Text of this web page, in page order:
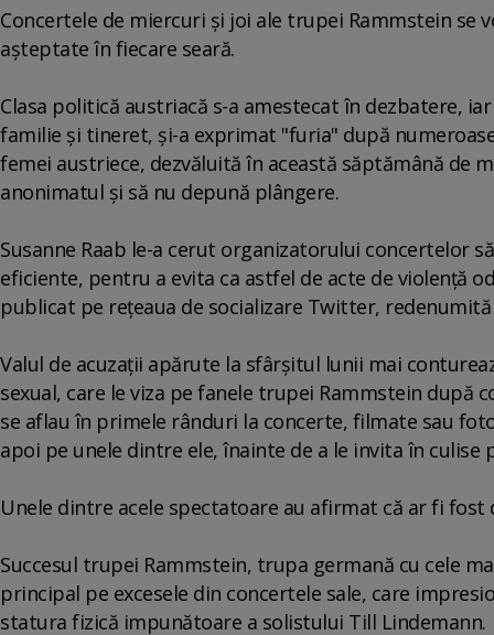
Concertele de miercuri şi joi ale trupei Rammstein se
aşteptate în fiecare seară.
Clasa politică austriacă s-a amestecat în dezbatere,
familie şi tineret, şi-a exprimat "furia" după
femei austriece, dezvăluită în această săptămână de
anonimatul şi să nu depună plângere.
Susanne Raab le-a cerut organizatorului concertelor
eficiente, pentru a evita ca astfel de acte de violenţă
publicat pe reţeaua de socializare Twitter, redenumită
Valul de acuzaţii apărute la sfârşitul lunii mai
sexual, care le viza pe fanele trupei Rammstein
se aflau în primele rânduri la concerte, filmate sau
apoi pe unele dintre ele, înainte de a le invita în
Unele dintre acele spectatoare au afirmat că ar fi
Succesul trupei Rammstein, trupa germană cu cele
principal pe excesele din concertele sale, care
statura fizică impunătoare a solistului Till Lindemann.